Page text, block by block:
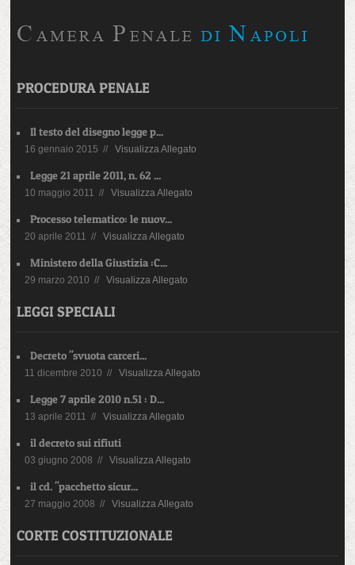
PROCEDURA PENALE
Il testo del disegno legge p...
16 gennaio 2015 // Visualizza Allegato
Legge 21 aprile 2011, n. 62 ...
10 maggio 2011 // Visualizza Allegato
Processo telematico: le nuov...
20 aprile 2011 // Visualizza Allegato
Ministero della Giustizia :C...
29 marzo 2010 // Visualizza Allegato
LEGGI SPECIALI
Decreto "svuota carceri...
11 dicembre 2010 // Visualizza Allegato
Legge 7 aprile 2010 n.51 : D...
13 aprile 2011 // Visualizza Allegato
il decreto sui rifiuti
03 giugno 2008 // Visualizza Allegato
il cd. "pacchetto sicur...
27 maggio 2008 // Visualizza Allegato
CORTE COSTITUZIONALE